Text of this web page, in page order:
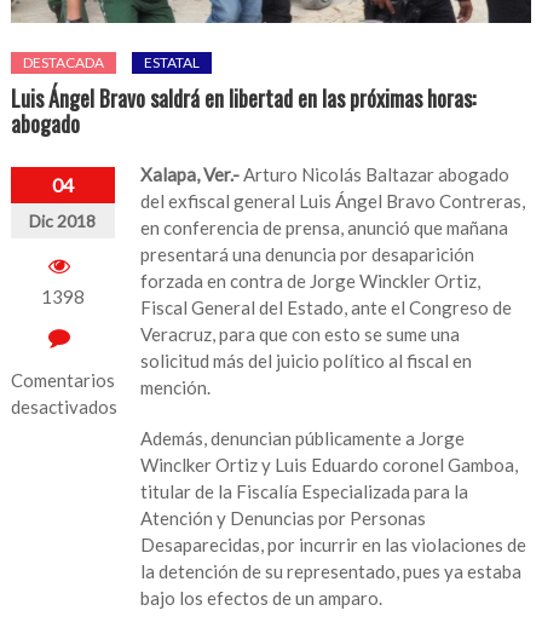
DESTACADA ESTATAL
Luis Ángel Bravo saldrá en libertad en las próximas horas:
abogado
04
Dic 2018
1398
Comentarios
desactivados
Xalapa, Ver.-Arturo Nicolás Baltazar abogado
del exfiscal general Luis Ángel Bravo Contreras,
en conferencia de prensa, anunció que mañana
presentará una denuncia por desaparición
forzada en contra de Jorge Winckler Ortiz,
Fiscal General del Estado, ante el Congreso de
Veracruz, para que con esto se sume una
solicitud más del juicio político al fiscal en
mención.
Además, denuncian públicamente a Jorge
Winclker Ortiz y Luis Eduardo coronel Gamboa,
titular de la Fiscalía Especializada para la
Atención y Denuncias por Personas
Desaparecidas, por incurrir en las violaciones de
la detención de su representado, pues ya estaba
bajo los efectos de un amparo.